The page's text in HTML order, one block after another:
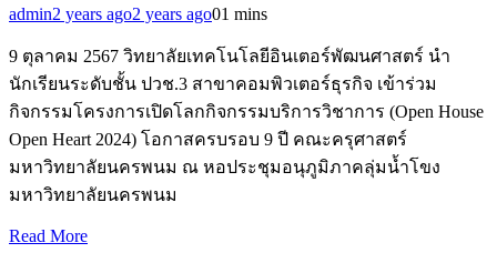
admin2 years ago2 years ago01 mins
9 ตุลาคม 2567 วิทยาลัยเทคโนโลยีอินเตอร์พัฒนศาสตร์ นำ
นักเรียนระดับชั้น ปวช.3 สาขาคอมพิวเตอร์ธุรกิจ เข้าร่วม
กิจกรรมโครงการเปิดโลกกิจกรรมบริการวิชาการ (Open House
Open Heart 2024) โอกาสครบรอบ 9 ปี คณะครุศาสตร์
มหาวิทยาลัยนครพนม ณ หอประชุมอนุภูมิภาคลุ่มน้ำโขง
มหาวิทยาลัยนครพนม
Read More